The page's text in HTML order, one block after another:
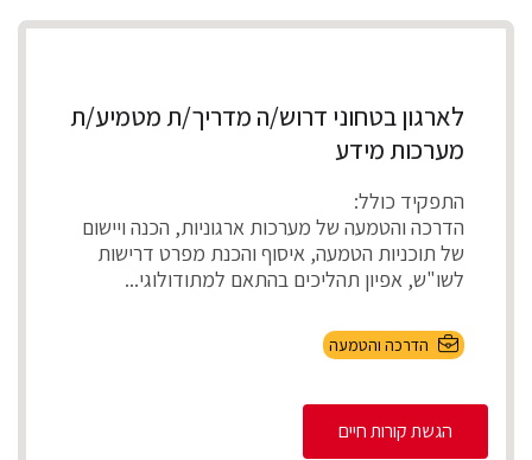
לארגון בטחוני דרוש/ה מדריך/ת מטמיע/ת
מערכות מידע
התפקיד כולל:
הדרכה והטמעה של מערכות ארגוניות, הכנה ויישום
של תוכניות הטמעה, איסוף והכנת מפרט דרישות
לשו"ש, אפיון תהליכים בהתאם למתודולוגי...
הדרכה והטמעה
הגשת קורות חיים